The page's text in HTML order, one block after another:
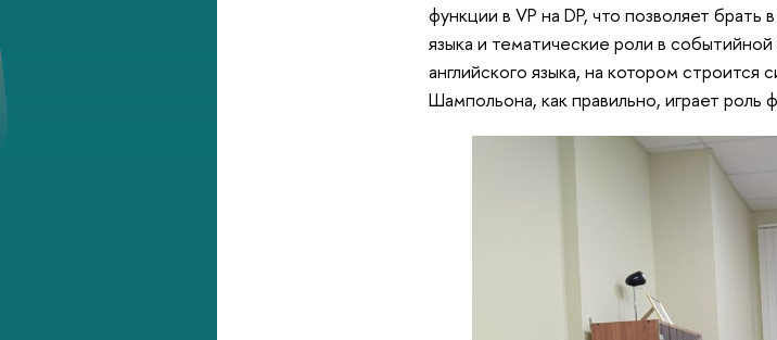
функции в VP на DP, что позволяет
языка и тематические роли в
английского языка, на котором
Шампольона, как правильно, играет роль